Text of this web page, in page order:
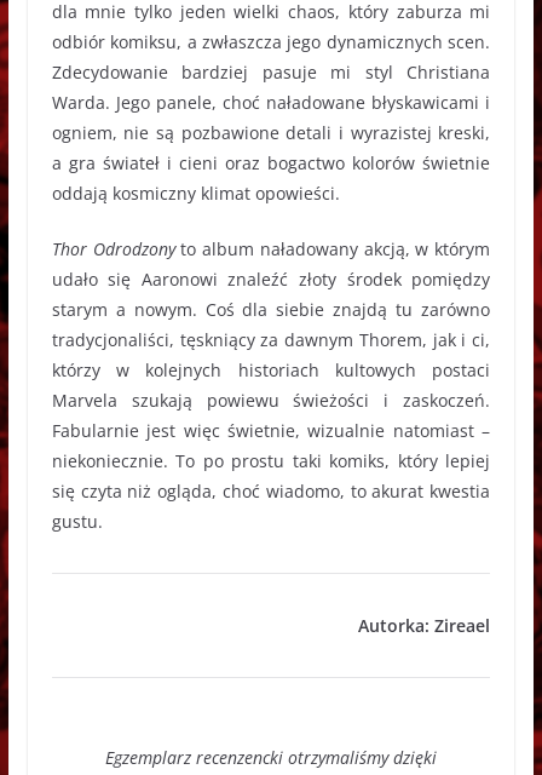
dla mnie tylko jeden wielki chaos, który zaburza mi
odbiór komiksu, a zwłaszcza jego dynamicznych scen.
Zdecydowanie bardziej pasuje mi styl Christiana
Warda. Jego panele, choć naładowane błyskawicami i
ogniem, nie są pozbawione detali i wyrazistej kreski,
a gra świateł i cieni oraz bogactwo kolorów świetnie
oddają kosmiczny klimat opowieści.
Thor Odrodzonyto album naładowany akcją, w którym
udało się Aaronowi znaleźć złoty środek pomiędzy
starym a nowym. Coś dla siebie znajdą tu zarówno
tradycjonaliści, tęskniący za dawnym Thorem, jak i ci,
którzy w kolejnych historiach kultowych postaci
Marvela szukają powiewu świeżości i zaskoczeń.
Fabularnie jest więc świetnie, wizualnie natomiast –
niekoniecznie. To po prostu taki komiks, który lepiej
się czyta niż ogląda, choć wiadomo, to akurat kwestia
gustu.
Autorka: Zireael
Egzemplarz recenzencki otrzymaliśmy dzięki